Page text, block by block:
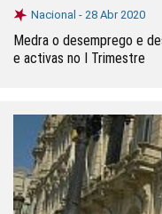
Nacional - 28 Abr 2020
Medra o desemprego e
e activas no I Trimestre